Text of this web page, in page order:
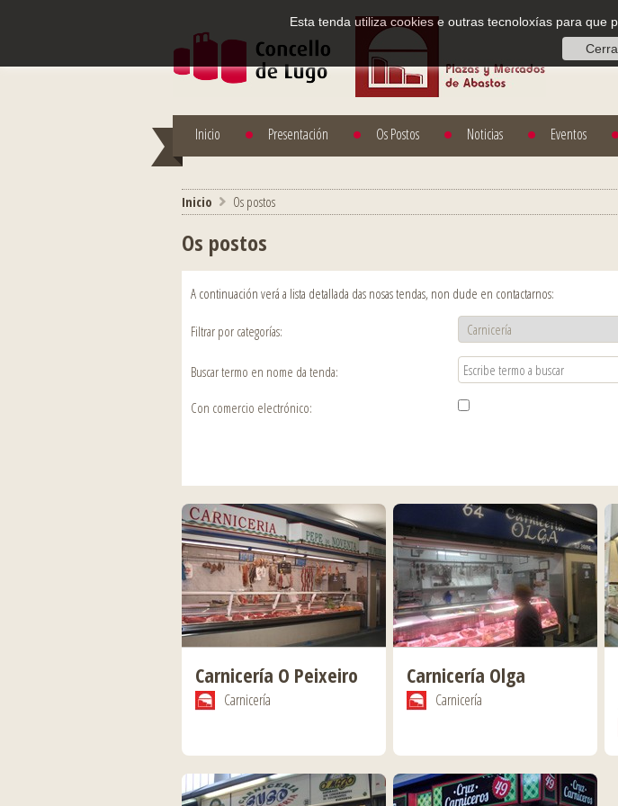
Inicio Presentación Os Postos Noticias Eventos
Inicio > Os postos
Os postos
A continuación verá a lista detallada das nosas tendas, non dude en contactarnos:
Filtrar por categorías:
Buscar termo en nome da tenda:
Con comercio electrónico:
Carnicería O Peixeiro
Carnicería
Carnicería Olga
Carnicería
Esta tenda utiliza cookies e outras tecnoloxías para que